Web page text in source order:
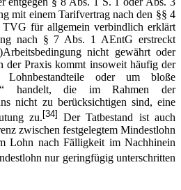
mit einem Tarifvertrag nach den §§ 4
für allgemein verbindlich erklärt
nach § 7 Abs. 1 AEntG erstreckt
nicht gewährt oder
der Praxis kommt insoweit häufig der
oder um bloße
handelt, die im Rahmen der
nicht zu berücksichtigen sind, eine
zu.[34] Der Tatbestand ist auch
zwischen festgelegtem Mindestlohn
Lohn nach Fälligkeit im Nachhinein
nur geringfügig unterschritten